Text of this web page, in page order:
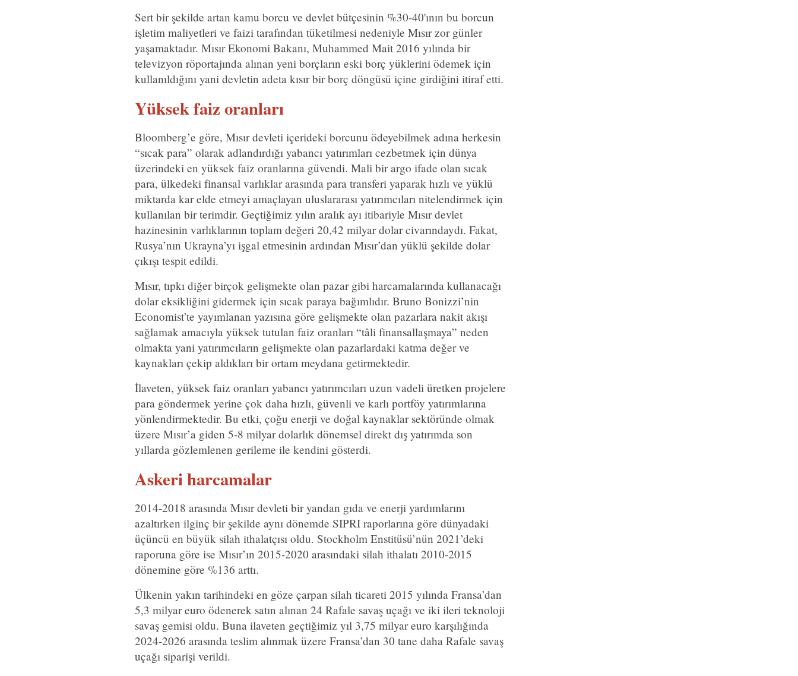
Sert bir şekilde artan kamu borcu ve devlet bütçesinin %30-40'ının bu borcun
işletim maliyetleri ve faizi tarafından tüketilmesi nedeniyle Mısır zor günler
yaşamaktadır. Mısır Ekonomi Bakanı, Muhammed Mait 2016 yılında bir
televizyon röportajında alınan yeni borçların eski borç yüklerini ödemek için
kullanıldığını yani devletin adeta kısır bir borç döngüsü içine girdiğini itiraf etti.
Yüksek faiz oranları
Bloomberg’e göre, Mısır devleti içerideki borcunu ödeyebilmek adına herkesin
“sıcak para” olarak adlandırdığı yabancı yatırımları cezbetmek için dünya
üzerindeki en yüksek faiz oranlarına güvendi. Mali bir argo ifade olan sıcak
para, ülkedeki finansal varlıklar arasında para transferi yaparak hızlı ve yüklü
miktarda kar elde etmeyi amaçlayan uluslararası yatırımcıları nitelendirmek için
kullanılan bir terimdir. Geçtiğimiz yılın aralık ayı itibariyle Mısır devlet
hazinesinin varlıklarının toplam değeri 20,42 milyar dolar civarındaydı. Fakat,
Rusya’nın Ukrayna’yı işgal etmesinin ardından Mısır’dan yüklü şekilde dolar
çıkışı tespit edildi.
Mısır, tıpkı diğer birçok gelişmekte olan pazar gibi harcamalarında kullanacağı
dolar eksikliğini gidermek için sıcak paraya bağımlıdır. Bruno Bonizzi’nin
Economist’te yayımlanan yazısına göre gelişmekte olan pazarlara nakit akışı
sağlamak amacıyla yüksek tutulan faiz oranları “tâli finansallaşmaya” neden
olmakta yani yatırımcıların gelişmekte olan pazarlardaki katma değer ve
kaynakları çekip aldıkları bir ortam meydana getirmektedir.
İlaveten, yüksek faiz oranları yabancı yatırımcıları uzun vadeli üretken projelere
para göndermek yerine çok daha hızlı, güvenli ve karlı portföy yatırımlarına
yönlendirmektedir. Bu etki, çoğu enerji ve doğal kaynaklar sektöründe olmak
üzere Mısır’a giden 5-8 milyar dolarlık dönemsel direkt dış yatırımda son
yıllarda gözlemlenen gerileme ile kendini gösterdi.
Askeri harcamalar
2014-2018 arasında Mısır devleti bir yandan gıda ve enerji yardımlarını
azaltırken ilginç bir şekilde aynı dönemde SIPRI raporlarına göre dünyadaki
üçüncü en büyük silah ithalatçısı oldu. Stockholm Enstitüsü’nün 2021’deki
raporuna göre ise Mısır’ın 2015-2020 arasındaki silah ithalatı 2010-2015
dönemine göre %136 arttı.
Ülkenin yakın tarihindeki en göze çarpan silah ticareti 2015 yılında Fransa’dan
5,3 milyar euro ödenerek satın alınan 24 Rafale savaş uçağı ve iki ileri teknoloji
savaş gemisi oldu. Buna ilaveten geçtiğimiz yıl 3,75 milyar euro karşılığında
2024-2026 arasında teslim alınmak üzere Fransa’dan 30 tane daha Rafale savaş
uçağı siparişi verildi.